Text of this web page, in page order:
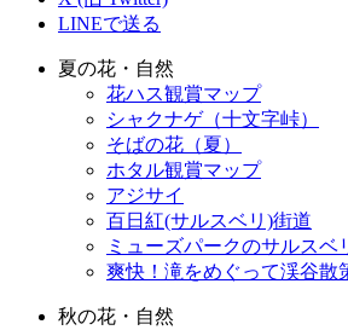
LINEで送る
夏の花・自然
花ハス観賞マップ
シャクナゲ（十文字峠）
そばの花（夏）
ホタル観賞マップ
アジサイ
百日紅(サルスベリ)街道
ミューズパークのサルスベ
爽快！滝をめぐって渓谷散
秋の花・自然